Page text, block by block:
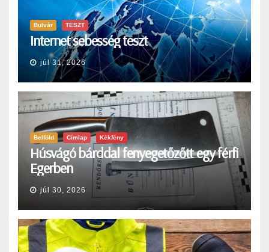
Bulvár TESZT
Internet sebesség teszt
júl 31, 2026
Belföld Címlap Kékfény
Húsvágó bárddal fenyegetőzőtt egy férfi
Egerben
júl 30, 2026